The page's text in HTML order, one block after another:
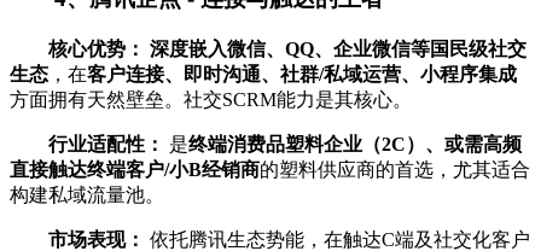
核心优势： 深度嵌入微信、QQ、企业微信等国民级社交
生态 ，在客户连接、即时沟通、社群/私域运营、小程序集成
方面拥有天然壁垒。社交SCRM能力是其核心。
行业适配性： 是终端消费品塑料企业（2C）、或需高频
直接触达终端客户/小B经销商的塑料供应商的首选，尤其适合
构建私域流量池。
市场表现： 依托腾讯生态势能，在触达C端及社交化客户